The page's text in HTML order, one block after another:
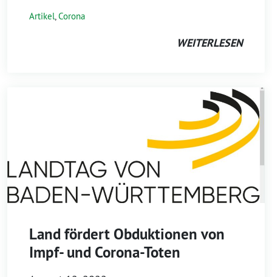
Artikel Corona
WEITERLESEN
Land fördert Obduktionen von
Impf- und Corona-Toten